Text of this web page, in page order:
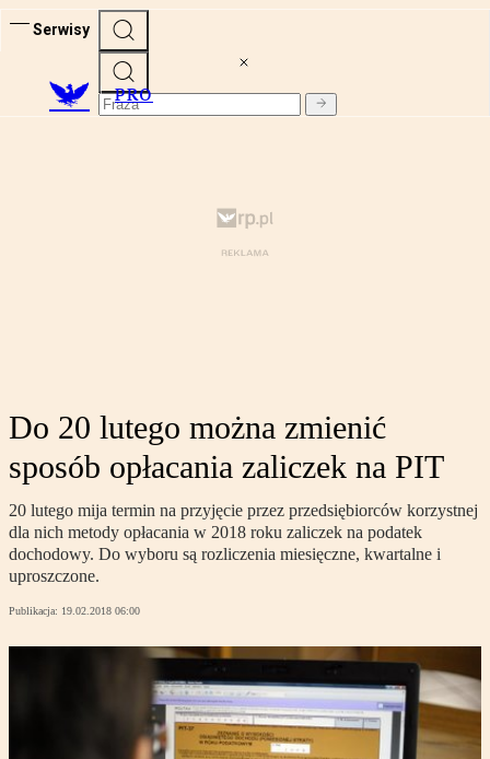
Serwisy
PRO
Do 20 lutego można zmienić
sposób opłacania zaliczek na PIT
20 lutego mija termin na przyjęcie przez przedsiębiorców korzystnej
dla nich metody opłacania w 2018 roku zaliczek na podatek
dochodowy. Do wyboru są rozliczenia miesięczne, kwartalne i
uproszczone.
Publikacja: 19.02.2018 06:00